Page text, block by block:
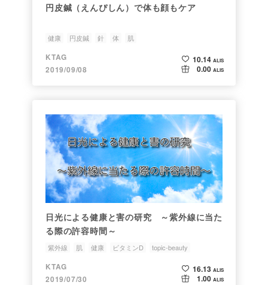
円皮鍼（えんぴしん）で体も顔もケア
健康 円皮鍼 針 体 肌
KTAG
2019/09/08
10.14 ALIS
0.00 ALIS
日光による健康と害の研究 ～紫外線に当た
る際の許容時間～
紫外線 肌 健康 ビタミンD topic-beauty
KTAG
2019/07/30
16.13 ALIS
1.00 ALIS